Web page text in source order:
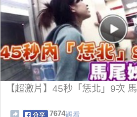
【超激片】45秒「恁北」9次
7674觀看